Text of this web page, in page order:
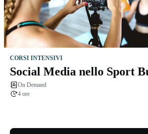
CORSI INTENSIVI
Social Media nello Sport
On Demand
4 ore